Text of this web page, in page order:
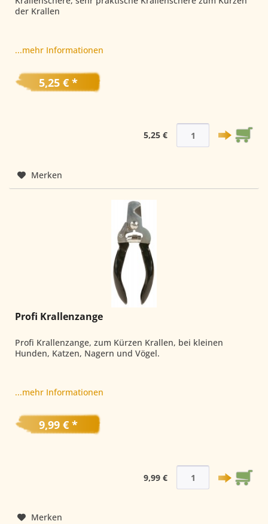
der Krallen
...mehr Informationen
5,25 € *
5,25 €
Merken
Profi Krallenzange
Profi Krallenzange, zum Kürzen Krallen, bei kleinen
Hunden, Katzen, Nagern und Vögel.
...mehr Informationen
9,99 € *
9,99 €
Merken